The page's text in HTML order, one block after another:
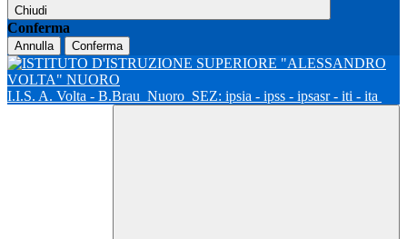
Chiudi
Conferma
Annulla Conferma
I.I.S. A. Volta - B.Brau Nuoro SEZ: ipsia - ipss - ipsasr - iti - ita